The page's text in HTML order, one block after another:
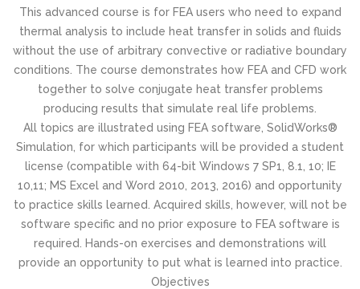
This advanced course is for FEA users who need to expand
thermal analysis to include heat transfer in solids and fluids
without the use of arbitrary convective or radiative boundary
conditions. The course demonstrates how FEA and CFD work
together to solve conjugate heat transfer problems
producing results that simulate real life problems.
All topics are illustrated using FEA software, SolidWorks®
Simulation, for which participants will be provided a student
license (compatible with 64-bit Windows 7 SP1, 8.1, 10; IE
10,11; MS Excel and Word 2010, 2013, 2016) and opportunity
to practice skills learned. Acquired skills, however, will not be
software specific and no prior exposure to FEA software is
required. Hands-on exercises and demonstrations will
provide an opportunity to put what is learned into practice.
Objectives